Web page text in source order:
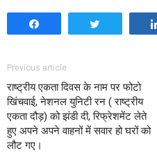
Previous article
राष्ट्रीय एकता दिवस के नाम पर फोटो
खिंचवाई, नेशनल युनिटी रन ( राष्ट्रीय
एकता दौड़) को झंडी दी, रिफ्रेशमेंट लेते
हुए अपने अपने वाहनों में सवार हो घरों को
लौट गए।